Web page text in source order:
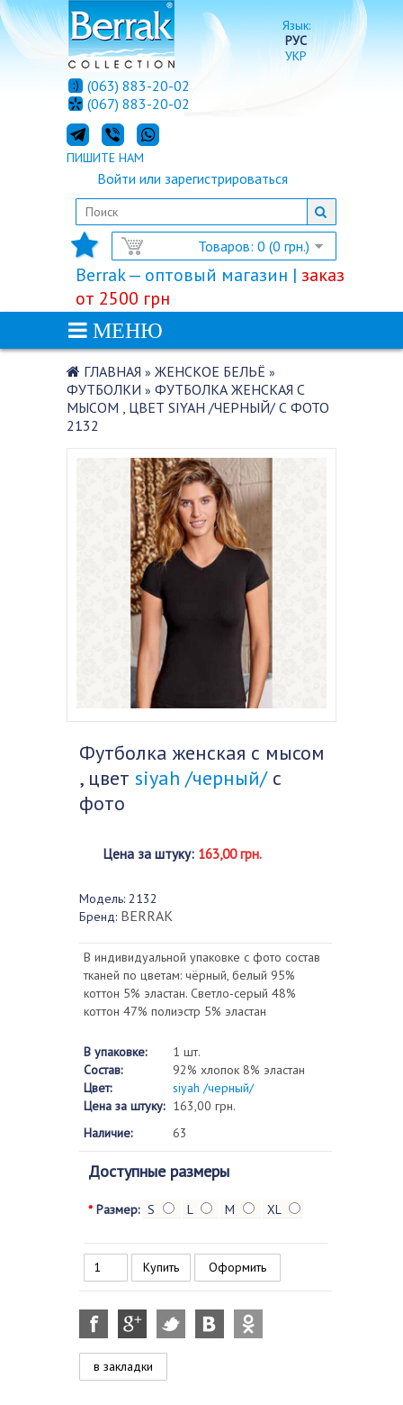
Язык:
РУС
УКР
Товаров: 0 (0 грн.)
Войти или зарегистрироваться
(063) 883-20-02
(067) 883-20-02
ПИШИТЕ НАМ
Berrak — оптовый магазин | заказ
от 2500 грн
МЕНЮ
ГЛАВНАЯ » ЖЕНСКОЕ БЕЛЬЁ »
ФУТБОЛКИ » ФУТБОЛКА ЖЕНСКАЯ С
МЫСОМ , ЦВЕТ SIYAH /ЧЕРНЫЙ/ С ФОТО
2132
Футболка женская с мысом
, цвет siyah /черный/с
фото
Цена за штуку: 163,00 грн.
Модель: 2132
Бренд: BERRAK
В индивидуальной упаковке с фото состав
тканей по цветам: чёрный, белый 95%
коттон 5% эластан. Светло-серый 48%
коттон 47% полиэстр 5% эластан
В упаковке:
1 шт.
Состав:
92% хлопок 8% эластан
Цвет:
siyah /черный/
Цена за штуку: 163,00 грн.
Наличие:
63
Доступные размеры
* Размер: S L M XL
Оформить
в закладки